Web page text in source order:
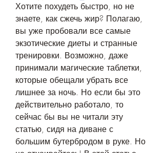
Хотите похудеть быстро, но не
знаете, как сжечь жир? Полагаю,
вы уже пробовали все самые
экзотические диеты и странные
тренировки. Возможно, даже
принимали магические таблетки,
которые обещали убрать все
лишнее за ночь. Но если бы это
действительно работало, то
сейчас бы вы не читали эту
статью, сидя на диване с
большим бутербродом в руке. Но